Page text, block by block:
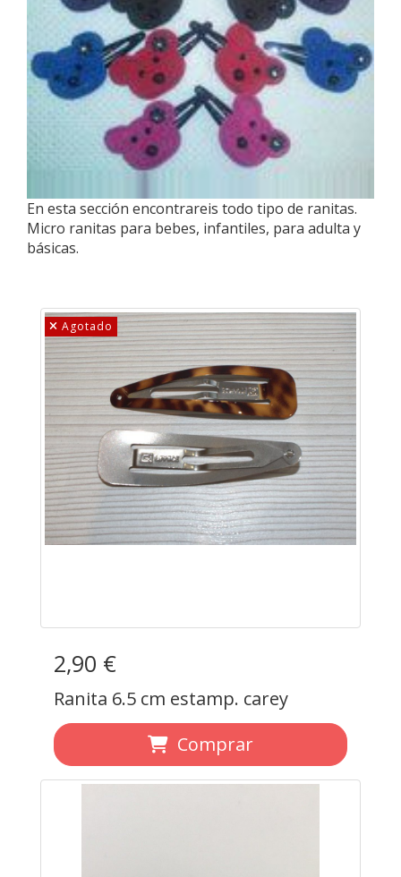
En esta sección encontrareis todo tipo de ranitas.
Micro ranitas para bebes, infantiles, para adulta y
básicas.
Agotado
2,90 €
Ranita 6.5 cm estamp. carey
Comprar